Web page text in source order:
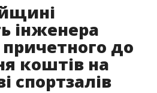
інженера
до
коштів на
спортзалів